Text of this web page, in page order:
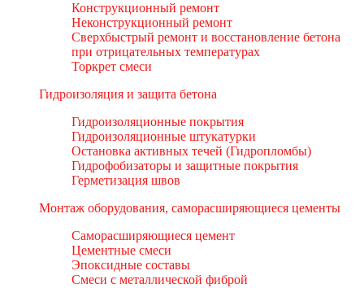
Конструкционный ремонт
Неконструкционный ремонт
Сверхбыстрый ремонт и восстановление бетона
при отрицательных температурах
Торкрет смеси
Гидроизоляция и защита бетона
Гидроизоляционные покрытия
Гидроизоляционные штукатурки
Остановка активных течей (Гидропломбы)
Гидрофобизаторы и защитные покрытия
Герметизация швов
Монтаж оборудования, саморасширяющиеся цементы
Саморасширяющиеся цемент
Цементные смеси
Эпоксидные составы
Смеси с металлической фиброй